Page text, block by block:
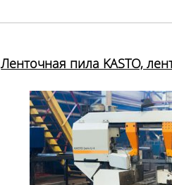
Ленточная пила KASTO,